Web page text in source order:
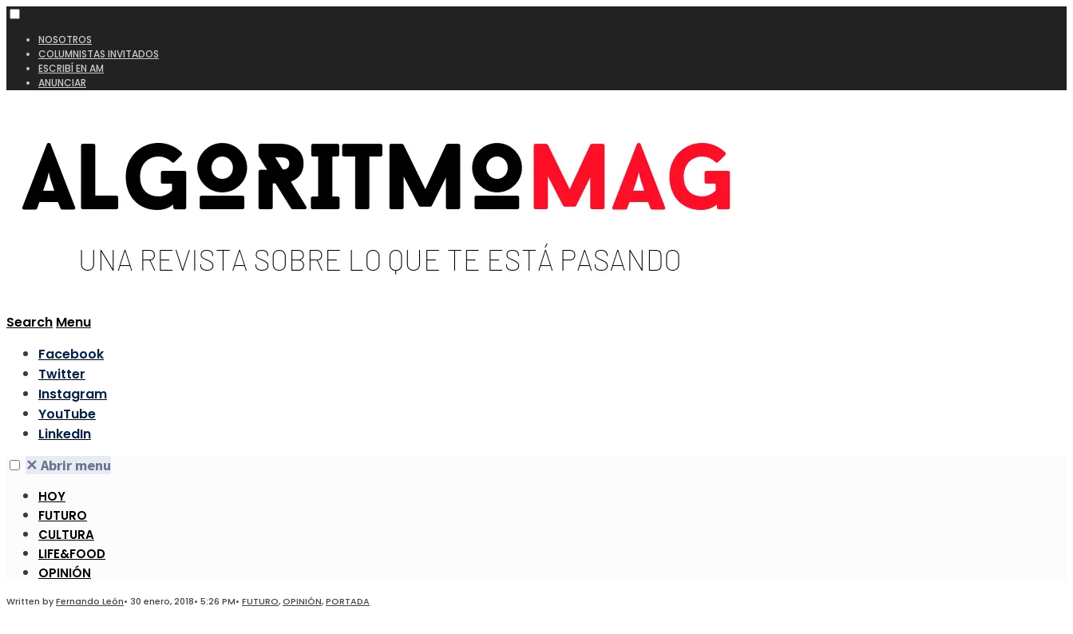
NOSOTROS
COLUMNISTAS INVITADOS
ESCRIBÍ EN AM
ANUNCIAR
Search Menu
Facebook
Twitter
Instagram
YouTube
LinkedIn
✕ Abrir menu
HOY
FUTURO
CULTURA
LIFE&FOOD
OPINIÓN
Written byFernando León• 30 enero, 2018• 5:26 PM• FUTURO,OPINIÓN,PORTADA